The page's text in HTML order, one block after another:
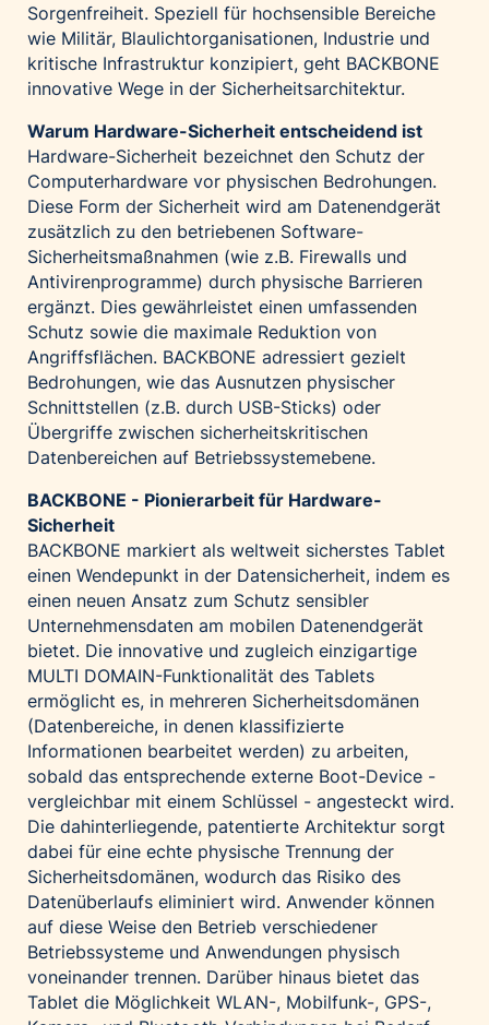
Sorgenfreiheit. Speziell für hochsensible Bereiche
wie Militär, Blaulichtorganisationen, Industrie und
kritische Infrastruktur konzipiert, geht BACKBONE
innovative Wege in der Sicherheitsarchitektur.
Warum Hardware-Sicherheit entscheidend ist
Hardware-Sicherheit bezeichnet den Schutz der
Computerhardware vor physischen Bedrohungen.
Diese Form der Sicherheit wird am Datenendgerät
zusätzlich zu den betriebenen Software-
Sicherheitsmaßnahmen (wie z.B. Firewalls und
Antivirenprogramme) durch physische Barrieren
ergänzt. Dies gewährleistet einen umfassenden
Schutz sowie die maximale Reduktion von
Angriffsflächen. BACKBONE adressiert gezielt
Bedrohungen, wie das Ausnutzen physischer
Schnittstellen (z.B. durch USB-Sticks) oder
Übergriffe zwischen sicherheitskritischen
Datenbereichen auf Betriebssystemebene.
BACKBONE - Pionierarbeit für Hardware-
Sicherheit
BACKBONE markiert als weltweit sicherstes Tablet
einen Wendepunkt in der Datensicherheit, indem es
einen neuen Ansatz zum Schutz sensibler
Unternehmensdaten am mobilen Datenendgerät
bietet. Die innovative und zugleich einzigartige
MULTI DOMAIN-Funktionalität des Tablets
ermöglicht es, in mehreren Sicherheitsdomänen
(Datenbereiche, in denen klassifizierte
Informationen bearbeitet werden) zu arbeiten,
sobald das entsprechende externe Boot-Device -
vergleichbar mit einem Schlüssel - angesteckt wird.
Die dahinterliegende, patentierte Architektur sorgt
dabei für eine echte physische Trennung der
Sicherheitsdomänen, wodurch das Risiko des
Datenüberlaufs eliminiert wird. Anwender können
auf diese Weise den Betrieb verschiedener
Betriebssysteme und Anwendungen physisch
voneinander trennen. Darüber hinaus bietet das
Tablet die Möglichkeit WLAN-, Mobilfunk-, GPS-,